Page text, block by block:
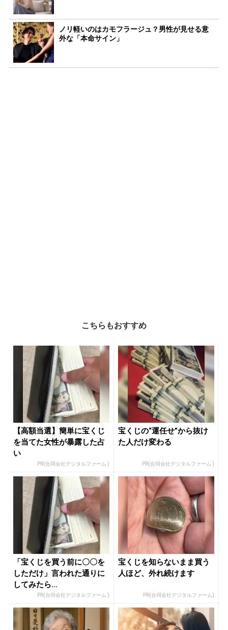
ノリ軽いのはカモフラージュ？男性が見せる意
外な「本命サイン」
こちらもおすすめ
【高額当選】簡単に宝くじ
を当てた女性が暴露した占
い
PR(合同会社デジタルファーム )
宝くじの“運任せ”から抜け
た人だけ変わる
PR(合同会社デジタルファーム )
「宝くじを買う前に〇〇を
しただけ」言われた通りに
してみたら…
PR(合同会社デジタルファーム )
宝くじを知らないまま買う
人ほど、外れ続けます
PR(合同会社デジタルファーム)